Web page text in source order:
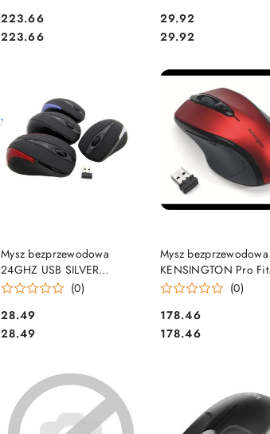
Cena:
223.66
Cena:
223.66
Cena:
29.92
Cena:
29.92
Mysz bezprzewodowa
24GHZ USB SILVER
ANTARES ESPERANZA
(0)
Cena:
28.49
Cena:
28.49
DO KOSZYKA
Mysz bezprzewodowa
KENSINGTON Pro Fit
czerwona K72422WW
(0)
Cena:
178.46
Cena:
178.46
DO KOSZYKA